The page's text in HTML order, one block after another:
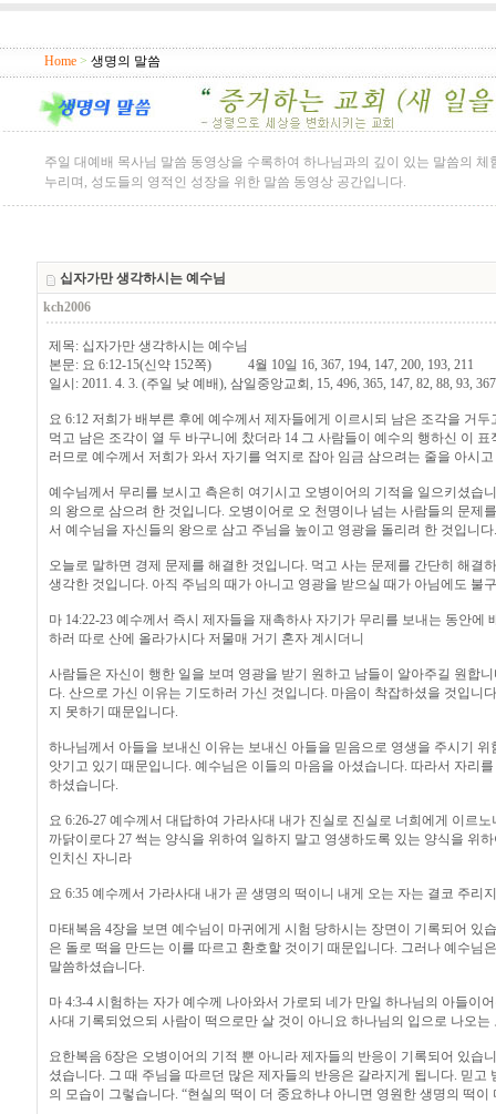
Home > 생명의 말씀
주일 대예배 목사님 말씀 동영상을 수록하여 하나님과의 깊이 있는 말씀의
누리며, 성도들의 영적인 성장을 위한 말씀 동영상 공간입니다.
십자가만 생각하시는 예수님
kch2006
제목: 십자가만 생각하시는 예수님
본문: 요 6:12-15(신약 152쪽) 4월 10일 16, 367, 194, 147, 200, 193, 211
일시: 2011. 4. 3. (주일 낮 예배), 삼일중앙교회, 15, 496, 365, 147, 82, 88, 93, 367
요 6:12 저희가 배부른 후에 예수께서 제자들에게 이르시되 남은 조각을 거
먹고 남은 조각이 열 두 바구니에 찼더라 14 그 사람들이 예수의 행하신 이
러므로 예수께서 저희가 와서 자기를 억지로 잡아 임금 삼으려는 줄을 아시
예수님께서 무리를 보시고 측은히 여기시고 오병이어의 기적을 일으키셨습
의 왕으로 삼으려 한 것입니다. 오병이어로 오 천명이나 넘는 사람들의 문
서 예수님을 자신들의 왕으로 삼고 주님을 높이고 영광을 돌리려 한 것입니다.
오늘로 말하면 경제 문제를 해결한 것입니다. 먹고 사는 문제를 간단히 해
생각한 것입니다. 아직 주님의 때가 아니고 영광을 받으실 때가 아님에도 불
마 14:22-23 예수께서 즉시 제자들을 재촉하사 자기가 무리를 보내는 동안
하러 따로 산에 올라가시다 저물매 거기 혼자 계시더니
사람들은 자신이 행한 일을 보며 영광을 받기 원하고 남들이 알아주길 원합
다. 산으로 가신 이유는 기도하러 가신 것입니다. 마음이 착잡하셨을 것입
지 못하기 때문입니다.
하나님께서 아들을 보내신 이유는 보내신 아들을 믿음으로 영생을 주시기
앗기고 있기 때문입니다. 예수님은 이들의 마음을 아셨습니다. 따라서 자리
하셨습니다.
요 6:26-27 예수께서 대답하여 가라사대 내가 진실로 진실로 너희에게 이르
까닭이로다 27 썩는 양식을 위하여 일하지 말고 영생하도록 있는 양식을 위
인치신 자니라
요 6:35 예수께서 가라사대 내가 곧 생명의 떡이니 내게 오는 자는 결코 주
마태복음 4장을 보면 예수님이 마귀에게 시험 당하시는 장면이 기록되어 있
은 돌로 떡을 만드는 이를 따르고 환호할 것이기 때문입니다. 그러나 예수님
말씀하셨습니다.
마 4:3-4 시험하는 자가 예수께 나아와서 가로되 네가 만일 하나님의 아들이
사대 기록되었으되 사람이 떡으로만 살 것이 아니요 하나님의 입으로 나오
요한복음 6장은 오병이어의 기적 뿐 아니라 제자들의 반응이 기록되어 있습
셨습니다. 그 때 주님을 따르던 많은 제자들의 반응은 갈라지게 됩니다. 믿
의 모습이 그렇습니다. “현실의 떡이 더 중요하냐 아니면 영원한 생명의 떡